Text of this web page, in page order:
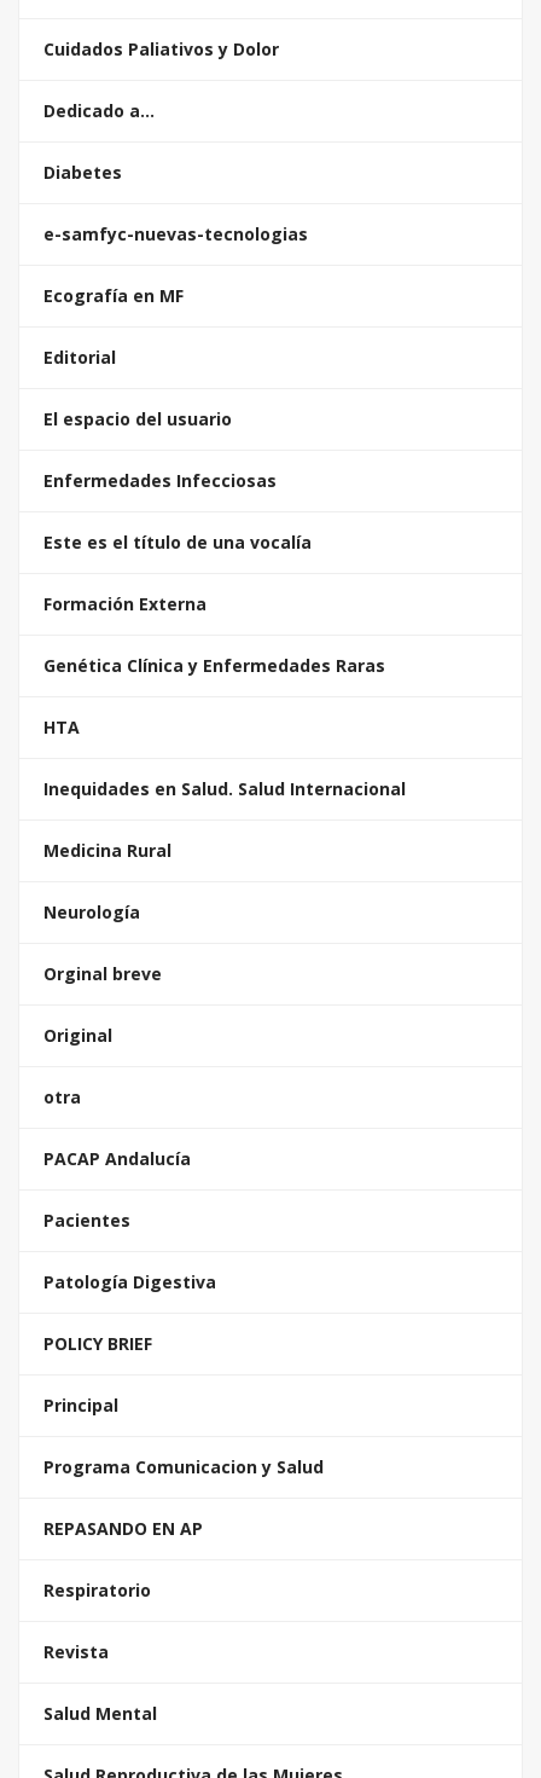
Cuidados Paliativos y Dolor
Dedicado a…
Diabetes
e-samfyc-nuevas-tecnologias
Ecografía en MF
Editorial
El espacio del usuario
Enfermedades Infecciosas
Este es el título de una vocalía
Formación Externa
Genética Clínica y Enfermedades Raras
HTA
Inequidades en Salud. Salud Internacional
Medicina Rural
Neurología
Orginal breve
Original
otra
PACAP Andalucía
Pacientes
Patología Digestiva
POLICY BRIEF
Principal
Programa Comunicacion y Salud
REPASANDO EN AP
Respiratorio
Revista
Salud Mental